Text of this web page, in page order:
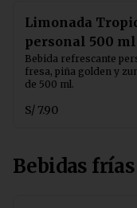
Limonada
personal 500 ml
Bebida refrescante
fresa, piña golden y
de 500 ml.
S/ 7.90
Bebidas frías